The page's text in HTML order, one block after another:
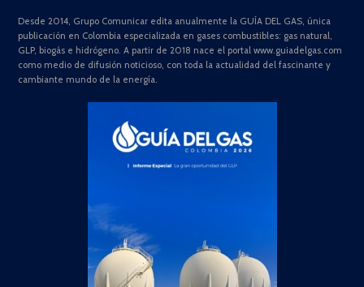
Desde 2014, Grupo Comunicar edita anualmente la GUÍA DEL GAS, única
publicación en Colombia especializada en gases combustibles: gas natural,
GLP, biogás e hidrógeno. A partir de 2018 nace el portal www.guiadelgas.com
como medio de difusión noticioso, con toda la actualidad del fascinante y
cambiante mundo de la energía.